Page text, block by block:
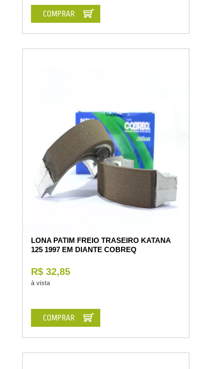
COMPRAR
LONA PATIM FREIO TRASEIRO KATANA
125 1997 EM DIANTE COBREQ
R$ 32,85
à vista
COMPRAR